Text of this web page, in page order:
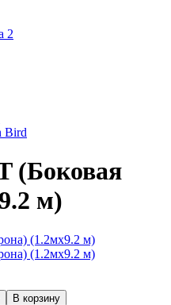
Bird
(Боковая
м)